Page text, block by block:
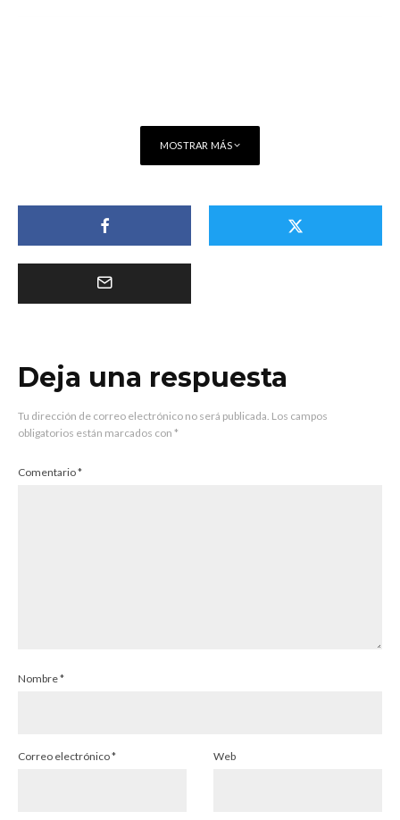
MOSTRAR MÁS
Deja una respuesta
Tu dirección de correo electrónico no será publicada. Los campos
obligatorios están marcados con *
Comentario*
Nombre*
Correo electrónico* Web